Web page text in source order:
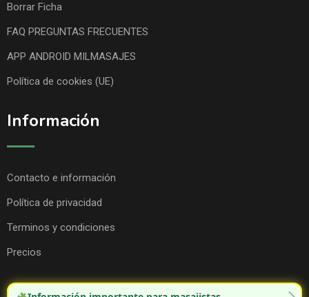
Borrar Ficha
FAQ PREGUNTAS FRECUENTES
APP ANDROID MILMASAJES
Política de cookies (UE)
Información
Contacto e información
Política de privacidad
Terminos y condiciones
Precios